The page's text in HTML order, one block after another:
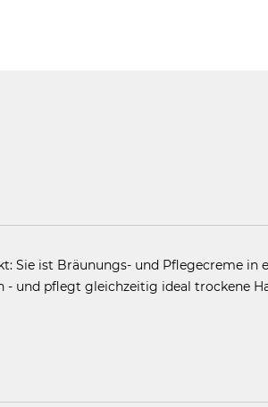
Sie ist Bräunungs- und Pflegecreme in
und pflegt gleichzeitig ideal trockene